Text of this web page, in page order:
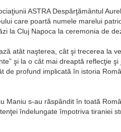
ASTRA Despărţământul
care poartă numele marelui
la Cluj Napoca la ceremonia de
atât naşterea, cât şi trecerea la
şi la o cât mai dreaptă reflecţie
de profund implicată în istoria
Maniu s-au răspândit în toată
îndelungate împotriva tiraniei